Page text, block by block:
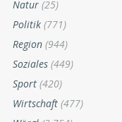
Natur (25)
Politik (771)
Region (944)
Soziales (449)
Sport (420)
Wirtschaft (477)